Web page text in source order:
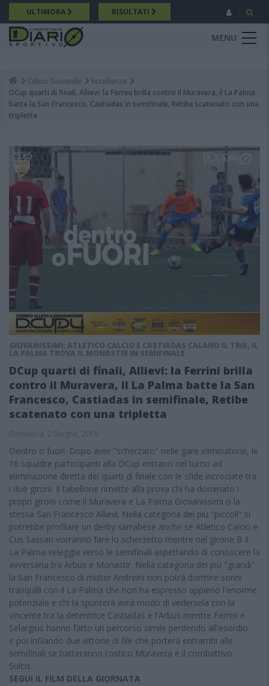
Salta
al
contenuto
principale
ULTIMORA RISULTATI
MENU
Breadcrumb
Calcio Giovanile
Eccellenza
DCup quarti di finali, Allievi: la Ferrini brilla contro il Muravera, il La Palma
batte la San Francesco, Castiadas in semifinale, Retibe scatenato con una
tripletta
GIOVANISSIMI: ATLETICO CALCIO E CASTIADAS CALANO IL TRIS, IL
LA PALMA TROVA IL MONASTIR IN SEMIFINALE
DCup quarti di finali, Allievi: la Ferrini brilla
contro il Muravera, il La Palma batte la San
Francesco, Castiadas in semifinale, Retibe
scatenato con una tripletta
Domenica, 2 Giugno, 2019
Dentro o fuori. Dopo aver "scherzato" nelle gare eliminatorie, le
16 squadre partecipanti alla DCup entrano nel turno ad
eliminazione diretta dei quarti di finale con le sfide incrociate tra
i due gironi. Il tabellone rimette alla prova chi ha dominato i
propri gironi come il Muravera e La Palma Giovanissimi o la
stessa San Francesco Allievi. Nella categoria dei più "piccoli" si
potrebbe profilare un derby sarrabese anche se Atletico Calcio e
Cus Sassari vorranno fare lo scherzetto mentre nel girone B il
La Palma veleggia verso le semifinali aspettando di conoscere la
avversaria tra Arbus e Monastir. Nella categoria dei più "grandi"
la San Francesco di mister Andreini non potrà dormire sonni
tranquilli con il La Palma che non ha espresso appieno l'enorme
potenziale e chi la spunterà avrà modo di vedersela con la
vincente tra la detentrice Castiadas e l'Arbus mentre Ferrini e
Selargius hanno fatto un percorso simile perdendo all'esordio
e poi infilando due vittorie di file che porterà entrambi alle
semifinali se batteranno l'ostico Muravera e il combattivo
Sulcis.
SEGUI IL FILM DELLA GIORNATA